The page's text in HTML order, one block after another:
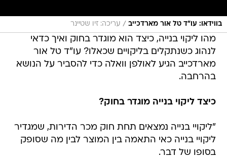
בווידאו: עו"ד טל אור מארדכייב / עריכה: זיו שטיינר
מהו ליקוי בנייה, כיצד הוא מוגדר בחוק ואיך כדאי
לנהוג כשנתקלים בליקויים שכאלו? עו"ד טל אור
מארדכייב הגיע לאולפן וואלה כדי להסביר על הנושא
בהרחבה.
כיצד ליקוי בנייה מוגדר בחוק?
"ליקויי בנייה נמצאים תחת חוק מכר הדירות, שמגדיר
ליקויי בנייה כאי התאמה בין המוצר לבין מה שסופק
בסופו של דבר.